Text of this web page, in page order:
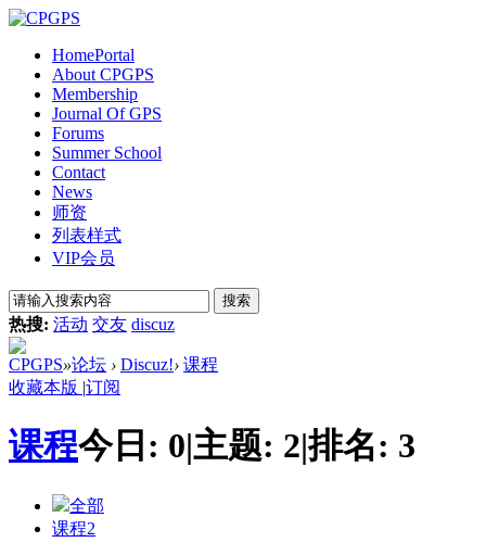
HomePortal
About CPGPS
Membership
Journal Of GPS
Forums
Summer School
Contact
News
师资
列表样式
VIP会员
搜索
热搜: 活动 交友 discuz
CPGPS»论坛 › Discuz!› 课程
收藏本版 |订阅
课程今日: 0|主题: 2|排名: 3
全部
课程2